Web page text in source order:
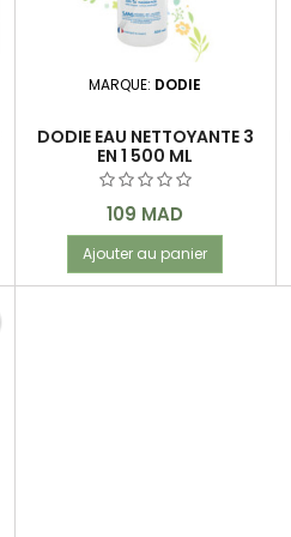
MARQUE: DODIE
DODIE EAU NETTOYANTE 3
EN 1 500 ML
Prix
109 MAD
Ajouter au panier